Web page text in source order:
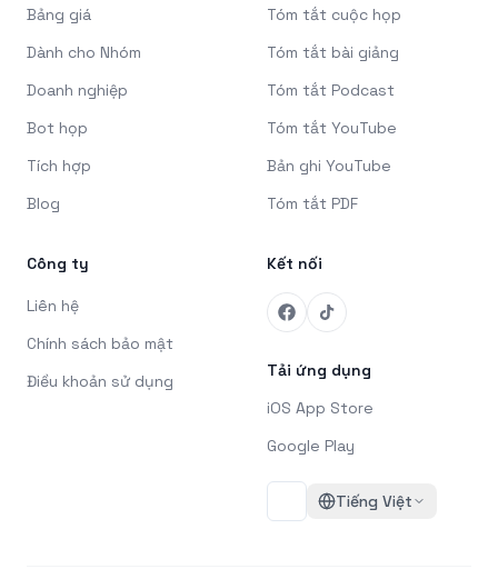
Bảng giá
Dành cho Nhóm
Doanh nghiệp
Bot họp
Tích hợp
Blog
Tóm tắt cuộc họp
Tóm tắt bài giảng
Tóm tắt Podcast
Tóm tắt YouTube
Bản ghi YouTube
Tóm tắt PDF
Công ty
Liên hệ
Chính sách bảo mật
Điều khoản sử dụng
Kết nối
Tải ứng dụng
iOS App Store
Google Play
Tiếng Việt